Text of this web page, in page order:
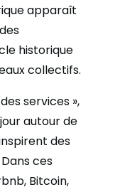
apparaît
historique
collectifs.
services »,
autour de
des
ces
Bitcoin,